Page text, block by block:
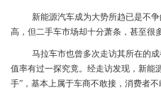
新能源汽车成为大势所趋已是不
高，但二手车市场却十分萧条，甚至很
马拉车市也曾多次走访其所在的
值率有过一探究竟。经走访发现，新能
手”，基本上属于车商不敢接，消费者不